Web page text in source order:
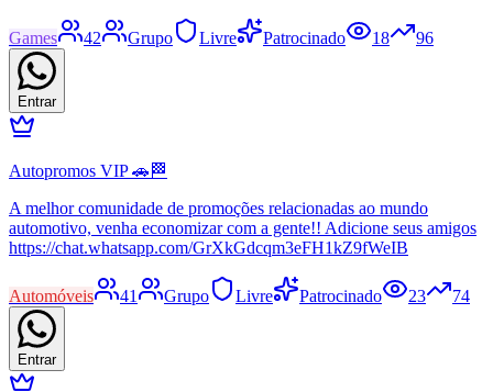
Games 42 Grupo Livre Patrocinado 18 96
Entrar
Autopromos VIP 🚗🏁
A melhor comunidade de promoções relacionadas ao mundo
automotivo, venha economizar com a gente!! Adicione seus amigos
https://chat.whatsapp.com/GrXkGdcqm3eFH1kZ9fWeIB
Automóveis 41 Grupo Livre Patrocinado 23 74
Entrar